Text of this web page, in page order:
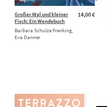
14,00 €
Großer Wal und kleiner
Fisch: Ein Wendebuch
Barbara Schulze Frenking,
Eva Danner